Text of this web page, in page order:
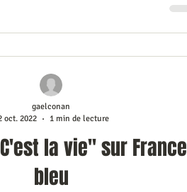
la vie" sur France
bleu
gaelconan
oct. 2022
1 min de lecture